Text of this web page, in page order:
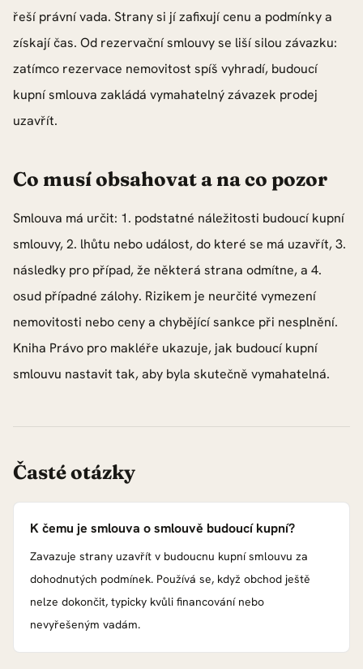
řeší právní vada. Strany si jí zafixují cenu a podmínky a
získají čas. Od rezervační smlouvy se liší silou závazku:
zatímco rezervace nemovitost spíš vyhradí, budoucí
kupní smlouva zakládá vymahatelný závazek prodej
uzavřít.
Co musí obsahovat a na co pozor
Smlouva má určit: 1. podstatné náležitosti budoucí kupní
smlouvy, 2. lhůtu nebo událost, do které se má uzavřít, 3.
následky pro případ, že některá strana odmítne, a 4.
osud případné zálohy. Rizikem je neurčité vymezení
nemovitosti nebo ceny a chybějící sankce při nesplnění.
Kniha Právo pro makléře ukazuje, jak budoucí kupní
smlouvu nastavit tak, aby byla skutečně vymahatelná.
Časté otázky
K čemu je smlouva o smlouvě budoucí kupní?
Zavazuje strany uzavřít v budoucnu kupní smlouvu za
dohodnutých podmínek. Používá se, když obchod ještě
nelze dokončit, typicky kvůli financování nebo
nevyřešeným vadám.